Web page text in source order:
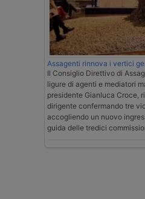
Assagenti rinnova i vertici
Il Consiglio Direttivo di
ligure di agenti e mediatori
presidente Gianluca Croce,
dirigente confermando tre
accogliendo un nuovo
guida delle tredici